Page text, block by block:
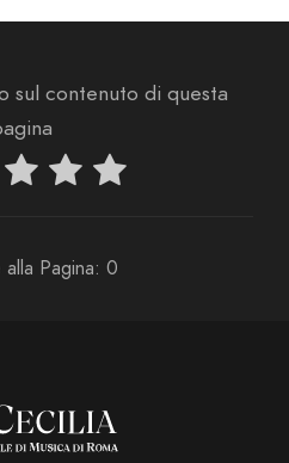
sul contenuto di questa
Pagina: 0